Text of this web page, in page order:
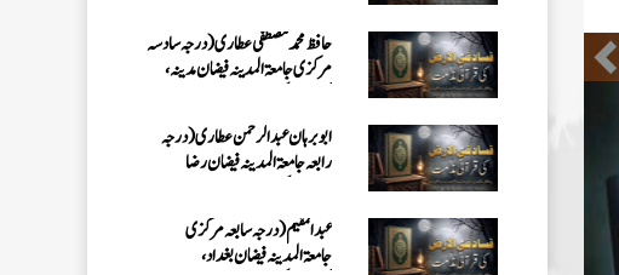
Previous
عبدالمقیم (درجہ سابعہ مرکزی
جامعۃالمدینہ فیضان بغداد،
عمر اختر (درجہ خامسہ مرکزی جامعۃ
المدینہ فیضان مدینہ ،کراچی،پاکستان)
محمد وقاص (مرکزی جامعۃ المدینہ
فیضان مدینہ،کراچی ،پاکستان)